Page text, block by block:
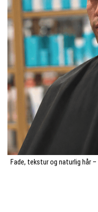
Fade, tekstur og naturlig hår